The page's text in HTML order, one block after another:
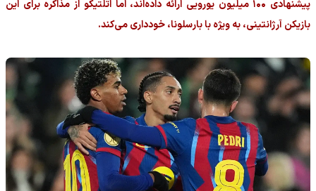
پیشنهادی ۱۰۰ میلیون یورویی ارائه داده‌اند، اما اتلتیکو از مذاکره برای این
بازیکن آرژانتینی، به ویژه با بارسلونا، خودداری می‌کند.